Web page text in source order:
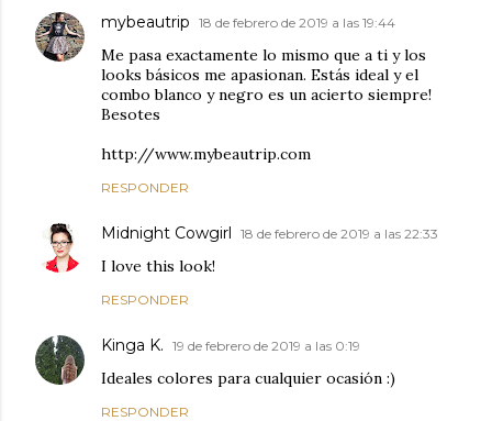
mybeautrip 18 de febrero de 2019 a las 19:44
Me pasa exactamente lo mismo que a ti y los
looks básicos me apasionan. Estás ideal y el
combo blanco y negro es un acierto siempre!
Besotes
http://www.mybeautrip.com
RESPONDER
Midnight Cowgirl 18 de febrero de 2019 a las 22:33
I love this look!
RESPONDER
Kinga K. 19 de febrero de 2019 a las 0:19
Ideales colores para cualquier ocasión :)
RESPONDER